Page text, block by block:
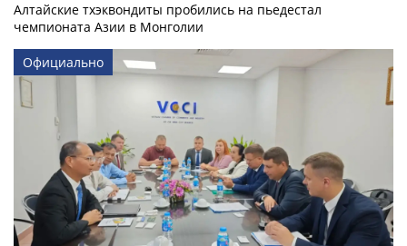
Алтайские тхэквондиты пробились на пьедестал
чемпионата Азии в Монголии
Официально